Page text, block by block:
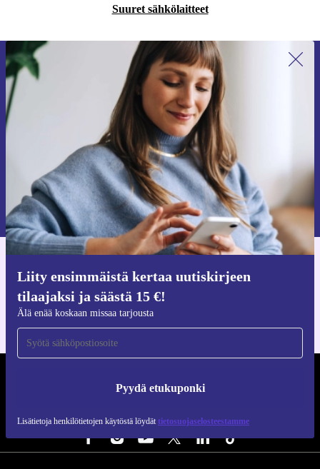
Suuret sähkölaitteet
Liity ensimmäistä kertaa uutiskirjeen
tilaajaksi ja säästä 15 €!
Älä enää koskaan missaa tarjousta
Pyydä etukuponki
Lisätietoja henkilötietojen käytöstä löydät tietosuojaselosteestamme
Liity ensimmäistä kertaa uutiskirjeen
tilaajaksi ja säästä 15 €!
Älä missaa enää yhtäkään tarjousta.
Pyydä etukuponki
Lisätietoja henkilötietojen käytöstä löydättietosuojaselosteestamme.
iOS:lle ja Androidille